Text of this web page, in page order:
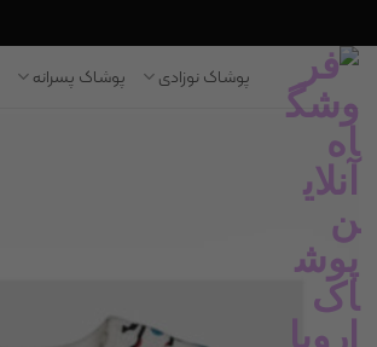
Skip
content
پوشاک نوزادی پوشاک پسرانه